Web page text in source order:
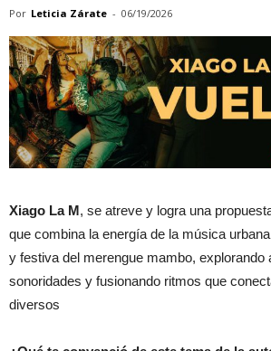
Por Leticia Zárate - 06/19/2026
Xiago La M, se atreve y logra una
que combina la energía de la música
y festiva del merengue mambo, explorando
sonoridades y fusionando ritmos que
diversos